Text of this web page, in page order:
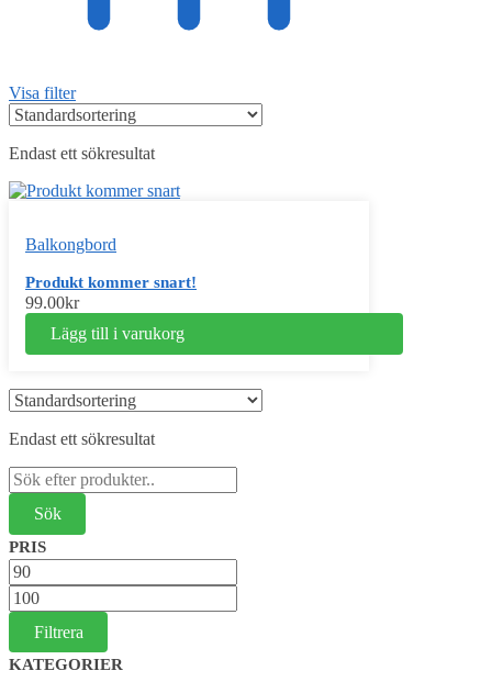
Visa filter
Endast ett sökresultat
Balkongbord
Produkt kommer snart!
99.00kr
Lägg till i varukorg
Endast ett sökresultat
Sök
efter:
PRIS
Min
pris
Max
pris
Filtrera
KATEGORIER